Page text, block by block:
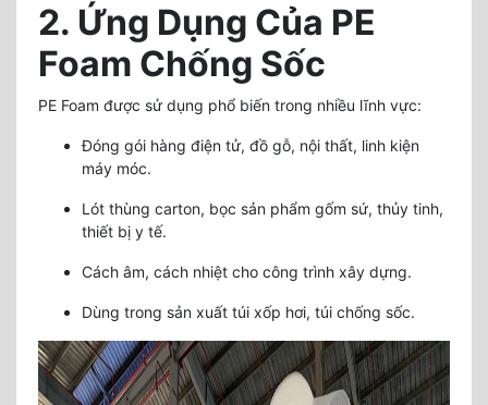
2. Ứng Dụng Của PE
Foam Chống Sốc
PE Foam được sử dụng phổ biến trong nhiều lĩnh vực:
Đóng gói hàng điện tử, đồ gỗ, nội thất, linh kiện
máy móc.
Lót thùng carton, bọc sản phẩm gốm sứ, thủy tinh,
thiết bị y tế.
Cách âm, cách nhiệt cho công trình xây dựng.
Dùng trong sản xuất túi xốp hơi, túi chống sốc.